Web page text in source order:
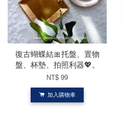
復古蝴蝶結🎀托盤、置物
盤、杯墊、拍照利器💖。
NT$ 99
加入購物車